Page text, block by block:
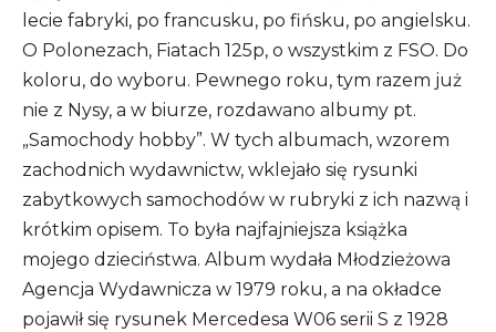
lecie fabryki, po francusku, po fińsku, po angielsku.
O Polonezach, Fiatach 125p, o wszystkim z FSO. Do
koloru, do wyboru. Pewnego roku, tym razem już
nie z Nysy, a w biurze, rozdawano albumy pt.
„Samochody hobby”. W tych albumach, wzorem
zachodnich wydawnictw, wklejało się rysunki
zabytkowych samochodów w rubryki z ich nazwą i
krótkim opisem. To była najfajniejsza książka
mojego dzieciństwa. Album wydała Młodzieżowa
Agencja Wydawnicza w 1979 roku, a na okładce
pojawił się rysunek Mercedesa W06 serii S z 1928